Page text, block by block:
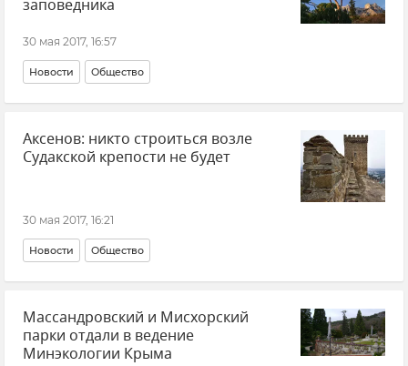
заповедника
30 мая 2017, 16:57
Новости Общество
Аксенов: никто строиться возле
Судакской крепости не будет
30 мая 2017, 16:21
Новости Общество
Массандровский и Мисхорский
парки отдали в ведение
Минэкологии Крыма